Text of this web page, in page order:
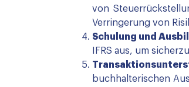
von
Verringerung von
Schulung und
IFRS aus, um
buchhalterischen